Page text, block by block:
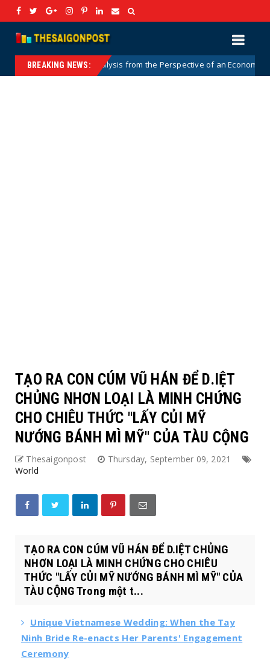
BREAKING NEWS:
An Analysis from the Perspective of an Economic Philosopher
TẠO RA CON CÚM VŨ HÁN ĐỂ D.IỆT
CHỦNG NHƠN LOẠI LÀ MINH CHỨNG
CHO CHIÊU THỨC "LẤY CỦI MỸ
NƯỚNG BÁNH MÌ MỸ" CỦA TÀU CỘNG
Thesaigonpost
Thursday, September 09, 2021
World
TẠO RA CON CÚM VŨ HÁN ĐỂ D.IỆT CHỦNG
NHƠN LOẠI LÀ MINH CHỨNG CHO CHIÊU
THỨC "LẤY CỦI MỸ NƯỚNG BÁNH MÌ MỸ" CỦA
TÀU CỘNG Trong một t...
Unique Vietnamese Wedding: When the Tay
Ninh Bride Re-enacts Her Parents' Engagement
Ceremony